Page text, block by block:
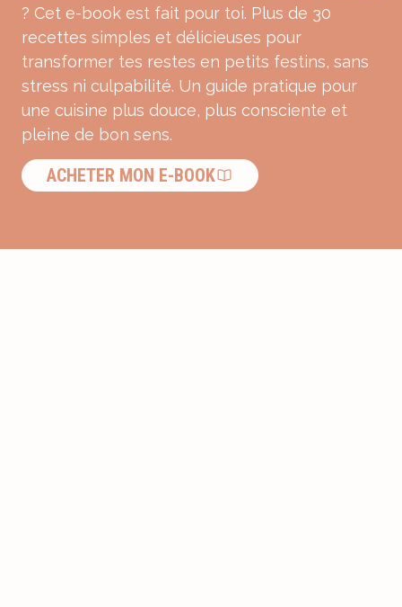
? Cet e-book est fait pour toi. Plus de 30
recettes simples et délicieuses pour
transformer tes restes en petits festins, sans
stress ni culpabilité. Un guide pratique pour
une cuisine plus douce, plus consciente et
pleine de bon sens.
ACHETER MON E-BOOK